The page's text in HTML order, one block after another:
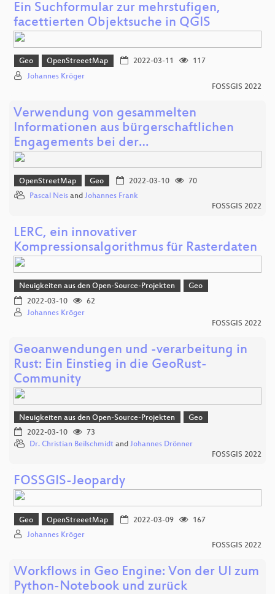
Ein Suchformular zur mehrstufigen,
facettierten Objektsuche in QGIS
Geo OpenStreeetMap 2022-03-11
117
Johannes Kröger
FOSSGIS 2022
Verwendung von gesammelten
Informationen aus bürgerschaftlichen
Engagements bei der…
OpenStreetMap Geo 2022-03-10
70
Pascal Neis and Johannes Frank
FOSSGIS 2022
LERC, ein innovativer
Kompressionsalgorithmus für Rasterdaten
Neuigkeiten aus den Open-Source-Projekten
Geo
2022-03-10
62
Johannes Kröger
FOSSGIS 2022
Geoanwendungen und -verarbeitung in
Rust: Ein Einstieg in die GeoRust-
Community
Neuigkeiten aus den Open-Source-Projekten
Geo
2022-03-10
73
Dr. Christian Beilschmidt and Johannes Drönner
FOSSGIS 2022
FOSSGIS-Jeopardy
Geo OpenStreeetMap 2022-03-09
167
Johannes Kröger
FOSSGIS 2022
Workflows in Geo Engine: Von der UI zum
Python-Notebook und zurück